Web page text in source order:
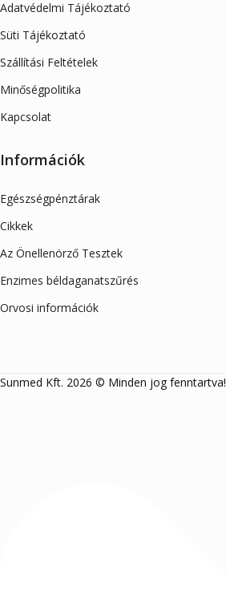
Adatvédelmi Tájékoztató
Süti Tájékoztató
Szállítási Feltételek
Minőségpolitika
Kapcsolat
Információk
Egészségpénztárak
Cikkek
Az Önellenörző Tesztek
Enzimes béldaganatszűrés
Orvosi információk
Sunmed Kft. 2026 © Minden jog fenntartva!